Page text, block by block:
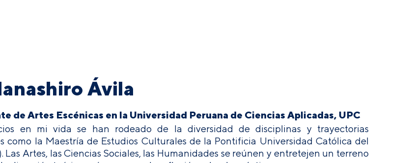
Ávila
de Artes Escénicas en la Universidad Peruana de Ciencias Aplicadas, UPC
en mi vida se han rodeado de la diversidad de disciplinas y trayectorias
como la Maestría de Estudios Culturales de la Pontificia Universidad Católica del
Las Artes, las Ciencias Sociales, las Humanidades se reúnen y entretejen un terreno